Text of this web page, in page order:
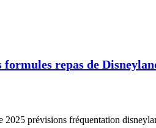
formules repas de